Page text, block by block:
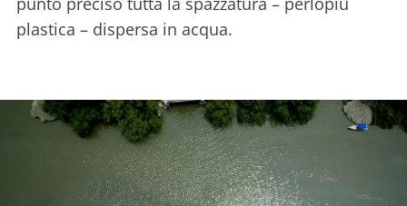
plastica – dispersa in acqua.